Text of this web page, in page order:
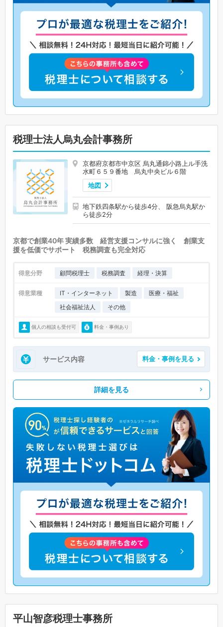
税理士法人烏丸会計事務所
京都府京都市中京区 烏丸通錦小路上ル手洗
水町６５９番地 烏丸中央ビル６階
地図
地下鉄四条駅から徒歩4分、 阪急烏丸駅か
ら徒歩2分
京都で創業40年 実績多数 経営支援コンサルに強く 創業支
援を低価でサポート 税務調査も完全対応
得意分野 顧問税理士 税務調査 経理・決算
得意業種 IT・インターネット 製造
医療・福祉
社会福祉法人
その他
個人の相談も受付可 料金・事例あり
サービス内容 料金・事例を見る
詳細を見る
平山智彦税理士事務所